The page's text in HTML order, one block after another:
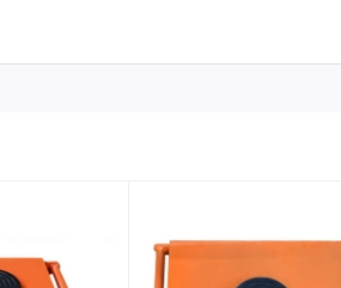
có thể xoay tròn 360 độ, thuận tiện cho